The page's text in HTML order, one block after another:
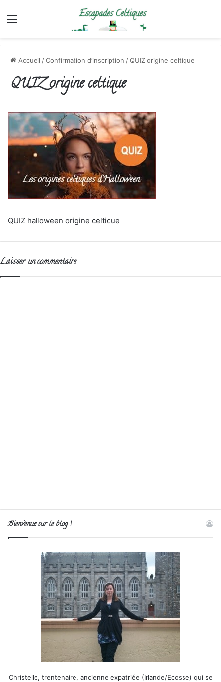
Menu
Accueil /Confirmation d’inscription /QUIZ origine celtique
QUIZ origine celtique
QUIZ halloween origine celtique
Laisser un commentaire
Bienvenue sur le blog !
Christelle, trentenaire, ancienne expatriée (Irlande/Ecosse) qui se